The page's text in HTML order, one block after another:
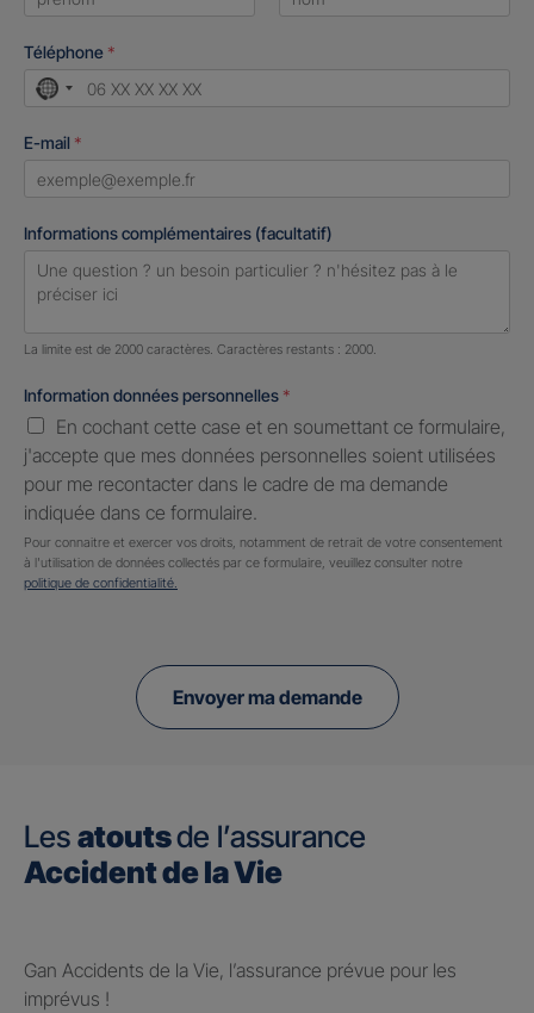
Téléphone *
No
selected
E-mail *
Informations complémentaires (facultatif)
Nombre de caractères restants :2000 caractères restants
La limite est de 2000 caractères. Caractères restants : 2000.
Information données personnelles *
En cochant cette case et en soumettant ce formulaire,
j'accepte que mes données personnelles soient utilisées
pour me recontacter dans le cadre de ma demande
indiquée dans ce formulaire.
Pour connaitre et exercer vos droits, notamment de retrait de votre consentement
à l'utilisation de données collectés par ce formulaire, veuillez consulter notre
politique de confidentialité.
Envoyer ma demande
Les atoutsde l’assurance
Accident de la Vie
Gan Accidents de la Vie, l’assurance prévue pour les
imprévus !